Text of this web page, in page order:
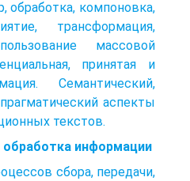
обработка, компоновка,
трансформация,
массовой
принятая и
Семантический,
аспекты
текстов.
обработка информации
сбора, передачи,